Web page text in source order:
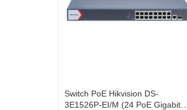
Switch PoE Hikvision DS-
3E1526P-EI/M (24 PoE Gigabit, 2